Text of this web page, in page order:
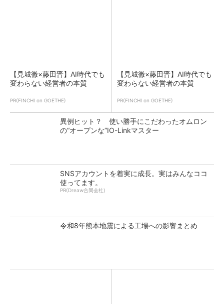
【見城徹×藤田晋】AI時代でも
変わらない経営者の本質
PR(FINCHI on GOETHE)
【見城徹×藤田晋】AI時代でも
変わらない経営者の本質
PR(FINCHI on GOETHE)
異例ヒット？ 使い勝手にこだわったオムロン
の“オープンな”IO-Linkマスター
SNSアカウントを着実に成長。実はみんなココ
使ってます。
PR(Dreaw合同会社)
令和8年熊本地震による工場への影響まとめ